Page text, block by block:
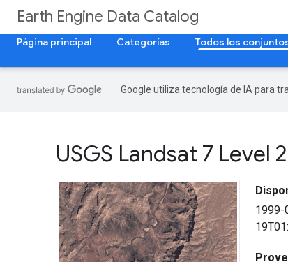
Earth Engine Data Catalog
Página principal
Categorías Todos los
Google utiliza tecnología de IA para
USGS Landsat 7 Level 2
1999-